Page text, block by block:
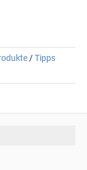
/Tipps